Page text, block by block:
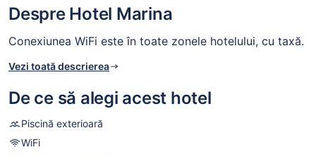
Despre Hotel Marina
Conexiunea WiFi este în toate zonele hotelului, cu taxă.
Vezi toată descrierea
De ce să alegi acest hotel
Piscină exterioară
WiFi